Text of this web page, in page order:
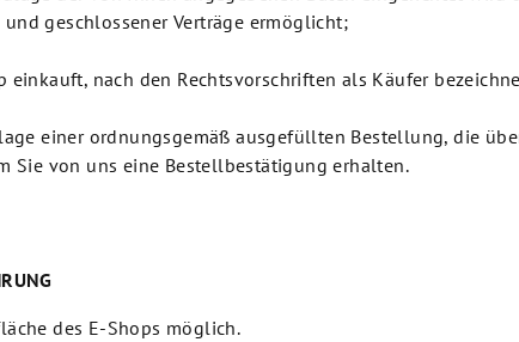
geschlossener Verträge ermöglicht;
einkauft, nach den Rechtsvorschriften als Käufer
einer ordnungsgemäß ausgefüllten Bestellung, die
Sie von uns eine Bestellbestätigung erhalten.
des E-Shops möglich.